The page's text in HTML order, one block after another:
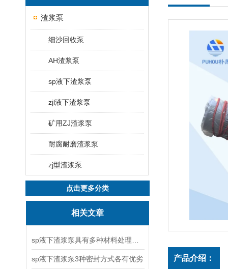
渣浆泵
细沙回收泵
AH渣浆泵
sp液下渣浆泵
zjl液下渣浆泵
矿用ZJ渣浆泵
耐腐耐磨渣浆泵
zj型渣浆泵
点击更多分类
相关文章
sp液下渣浆泵3种密封方式各有优劣 产品介绍：